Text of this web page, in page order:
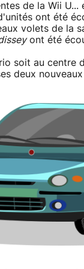
de la Wii
ont été
volets de la
ont été
soit au centre
deux